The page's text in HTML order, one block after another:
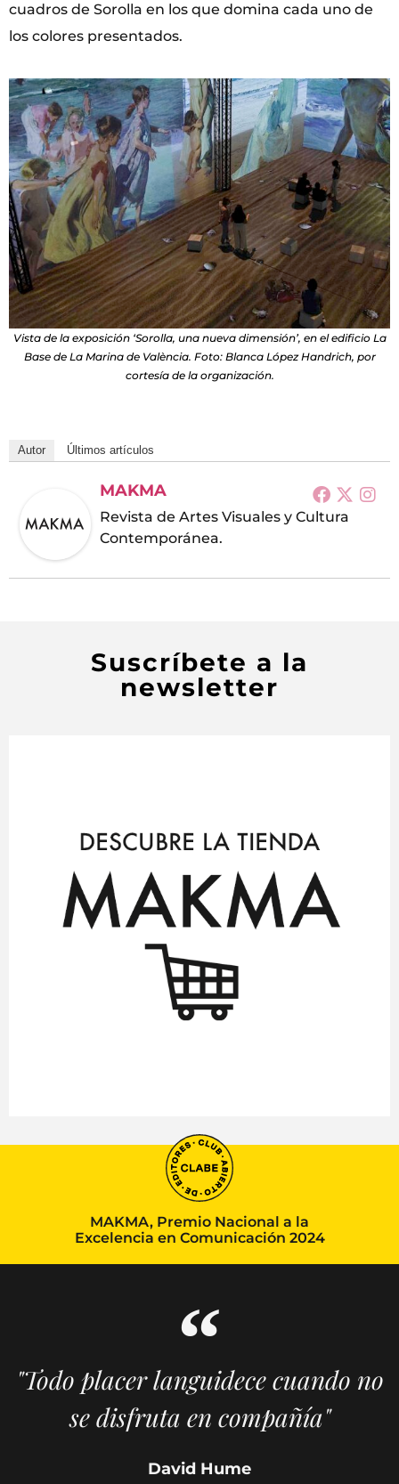
cuadros de Sorolla en los que domina cada uno de
los colores presentados.
Vista de la exposición ‘Sorolla, una nueva dimensión’, en el edificio La
Base de La Marina de València. Foto: Blanca López Handrich, por
cortesía de la organización.
Autor Últimos artículos
MAKMA
Revista de Artes Visuales y Cultura
Contemporánea.
Suscríbete a la
newsletter
MAKMA, Premio Nacional a la
Excelencia en Comunicación 2024
"Todo placer languidece cuando no
se disfruta en compañía"
David Hume